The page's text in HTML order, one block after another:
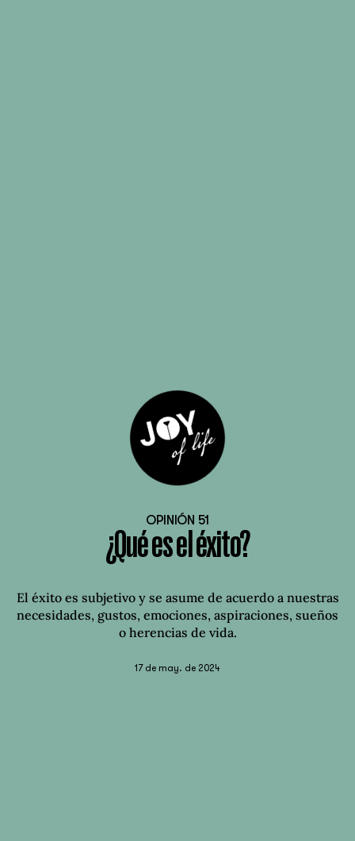
OPINIÓN 51
¿Qué es el éxito?
El éxito es subjetivo y se asume de acuerdo a nuestras
necesidades, gustos, emociones, aspiraciones, sueños
o herencias de vida.
17 de may. de 2024